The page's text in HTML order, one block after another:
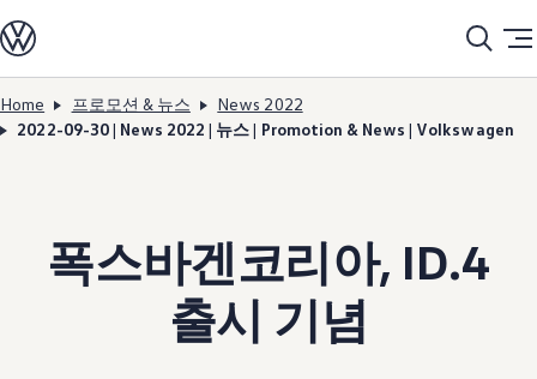
Skip to
main
Skip
to
ID. 모델
충전
ID. Technology & 배터리
폭스바겐의 전기차 전용 플랫폼 (MEB)
ID. Sound
지속 가능성
ID. 라이프 사이클 진단
재활용 공정
Home 프로모션 & 뉴스
News 2022
2022-09-30 | News 2022 | 뉴스 | Promotion & News | Volkswagen
폭스바겐코리아, ID.4
출시 기념